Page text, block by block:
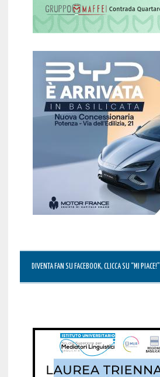
DIVENTA FAN SU FACEBOOK, CLICCA SU “MI PIACE!”